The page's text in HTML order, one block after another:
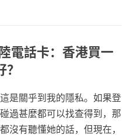
電話卡：香港買一
是關乎到我的隱私。如果登
過甚麼都可以找查得到，那
沒有聽懂她的話，但現在，